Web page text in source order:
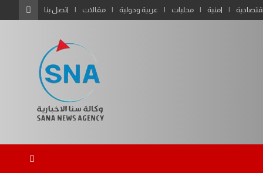
اقتصادية امنية محليات عربية ودولية مقالات اتصل بنا